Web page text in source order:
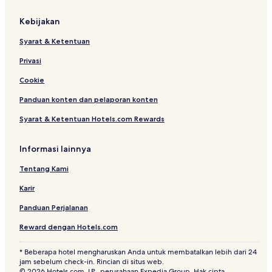
u
k
i
k
p
k
u
u
e
l
A
e
o
d
B
y
A
c
i
e
a
o
Kebijakan
Syarat & Ketentuan
Privasi
Cookie
Panduan konten dan pelaporan konten
Syarat & Ketentuan Hotels.com Rewards
Informasi lainnya
Tentang Kami
Karir
Panduan Perjalanan
Reward dengan Hotels.com
* Beberapa hotel mengharuskan Anda untuk membatalkan lebih dari 24
jam sebelum check-in. Rincian di situs web.